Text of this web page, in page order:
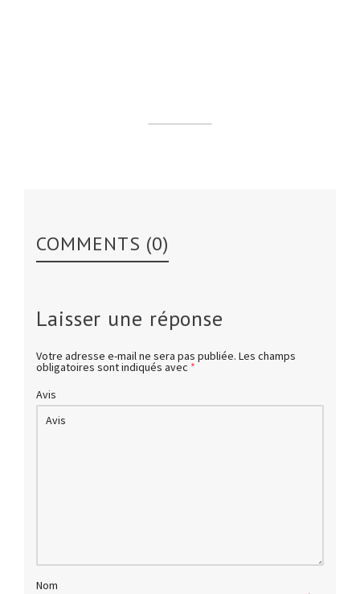
COMMENTS (0)
Laisser une réponse
Votre adresse e-mail ne sera pas publiée. Les champs
obligatoires sont indiqués avec *
Avis
Nom